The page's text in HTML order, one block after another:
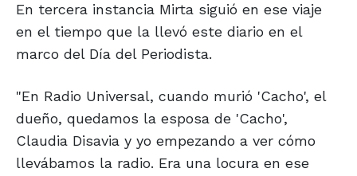
En tercera instancia Mirta siguió en ese viaje
en el tiempo que la llevó este diario en el
marco del Día del Periodista.
"En Radio Universal, cuando murió 'Cacho', el
dueño, quedamos la esposa de 'Cacho',
Claudia Disavia y yo empezando a ver cómo
llevábamos la radio. Era una locura en ese